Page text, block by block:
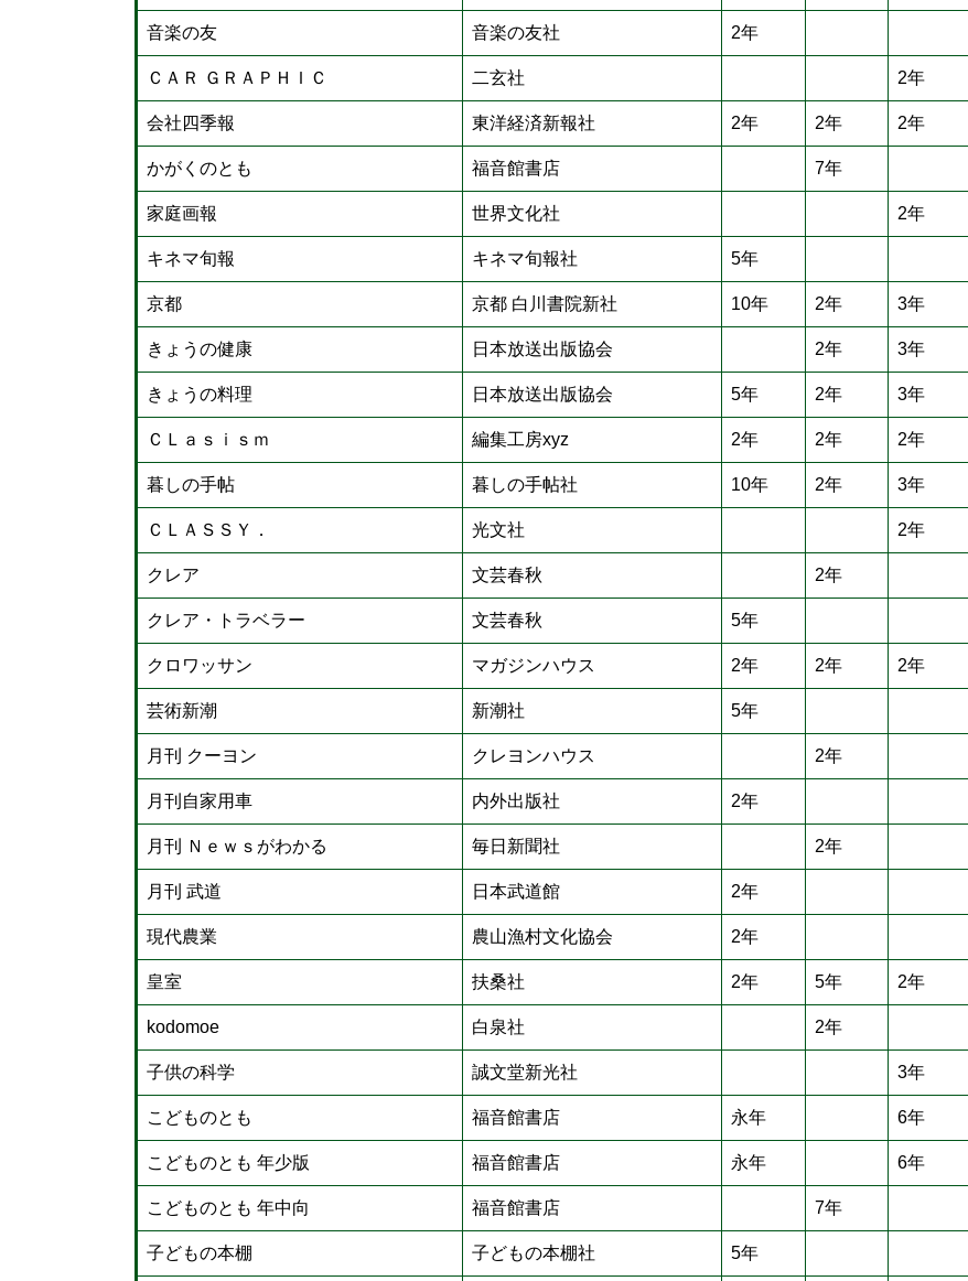
音楽の友 音楽の友社 2年
ＣＡＲ ＧＲＡＰＨＩＣ 二玄社 2年
会社四季報 東洋経済新報社 2年 2年 2年
かがくのとも 福音館書店 7年
家庭画報 世界文化社 2年
キネマ旬報 キネマ旬報社 5年
京都 京都 白川書院新社 10年 2年 3年
きょうの健康 日本放送出版協会 2年 3年
きょうの料理 日本放送出版協会 5年 2年 3年
ＣＬａｓｉｓｍ 編集工房xyz 2年 2年 2年
暮しの手帖 暮しの手帖社 10年 2年 3年
ＣＬＡＳＳＹ． 光文社 2年
クレア 文芸春秋 2年
クレア・トラベラー 文芸春秋 5年
クロワッサン マガジンハウス 2年 2年 2年
芸術新潮 新潮社 5年
月刊 クーヨン クレヨンハウス 2年
月刊自家用車 内外出版社 2年
月刊 Ｎｅｗｓがわかる 毎日新聞社 2年
月刊 武道 日本武道館 2年
現代農業 農山漁村文化協会 2年
皇室 扶桑社 2年 5年 2年
kodomoe 白泉社 2年
子供の科学 誠文堂新光社 3年
こどものとも 福音館書店 永年 6年
こどものとも 年少版 福音館書店 永年 6年
こどものとも 年中向 福音館書店 7年
子どもの本棚 子どもの本棚社 5年